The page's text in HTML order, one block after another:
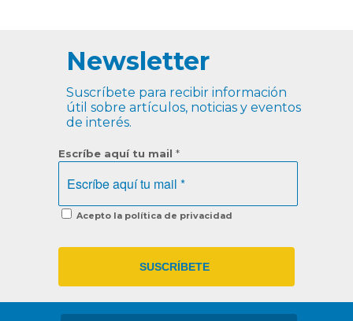
Newsletter
Suscríbete para recibir información
útil sobre artículos, noticias y eventos
de interés.
Escríbe aquí tu mail *
Acepto la política de privacidad